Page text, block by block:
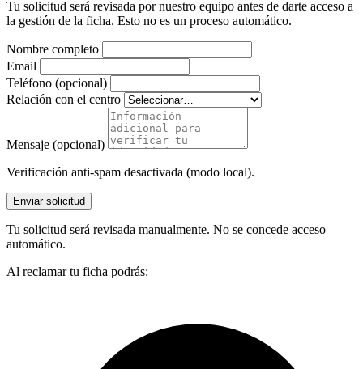
Tu solicitud será revisada por nuestro equipo antes de darte acceso a
la gestión de la ficha. Esto no es un proceso automático.
Nombre completo
Email
Teléfono (opcional)
Relación con el centro
Mensaje (opcional)
Verificación anti-spam desactivada (modo local).
Enviar solicitud
Tu solicitud será revisada manualmente. No se concede acceso
automático.
Al reclamar tu ficha podrás: